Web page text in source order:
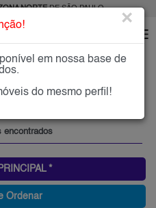
NORTEDE SÃO PAULO
MARIA ALTA
encontrados
*
Ordenar
×
em nossa base de
do mesmo perfil!